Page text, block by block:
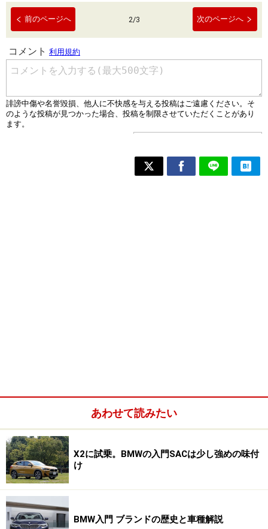
前のページへ 2/3 次のページへ
あわせて読みたい
X2に試乗。BMWの入門SACは少し強めの味付
け
BMW入門 ブランドの歴史と車種解説